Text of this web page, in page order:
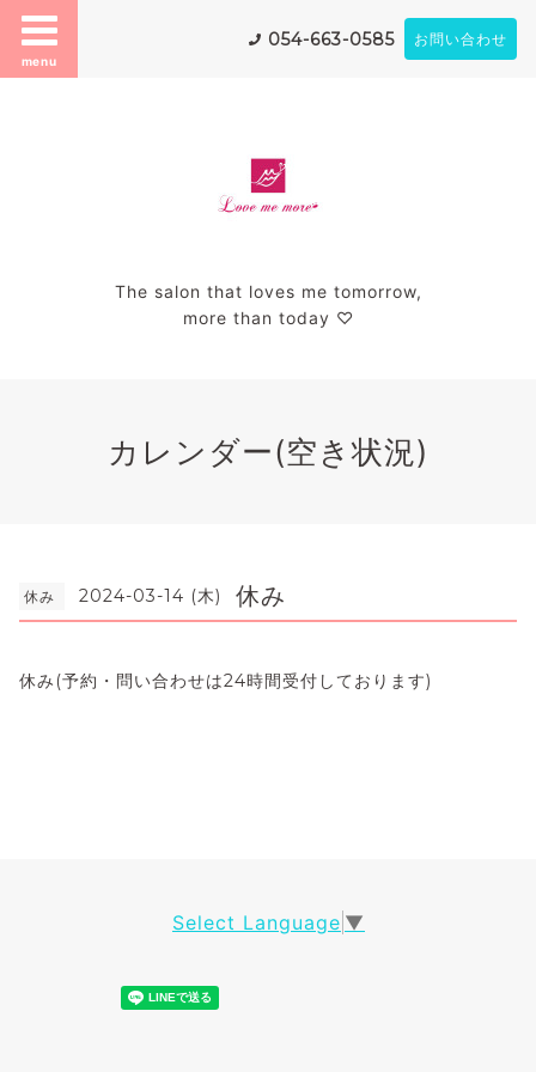
menu
054-663-0585 お問い合わせ
The salon that loves me tomorrow,
more than today ♡
カレンダー(空き状況)
休み 2024-03-14 (木) 休み
休み(予約・問い合わせは24時間受付しております)
Select Language ▼